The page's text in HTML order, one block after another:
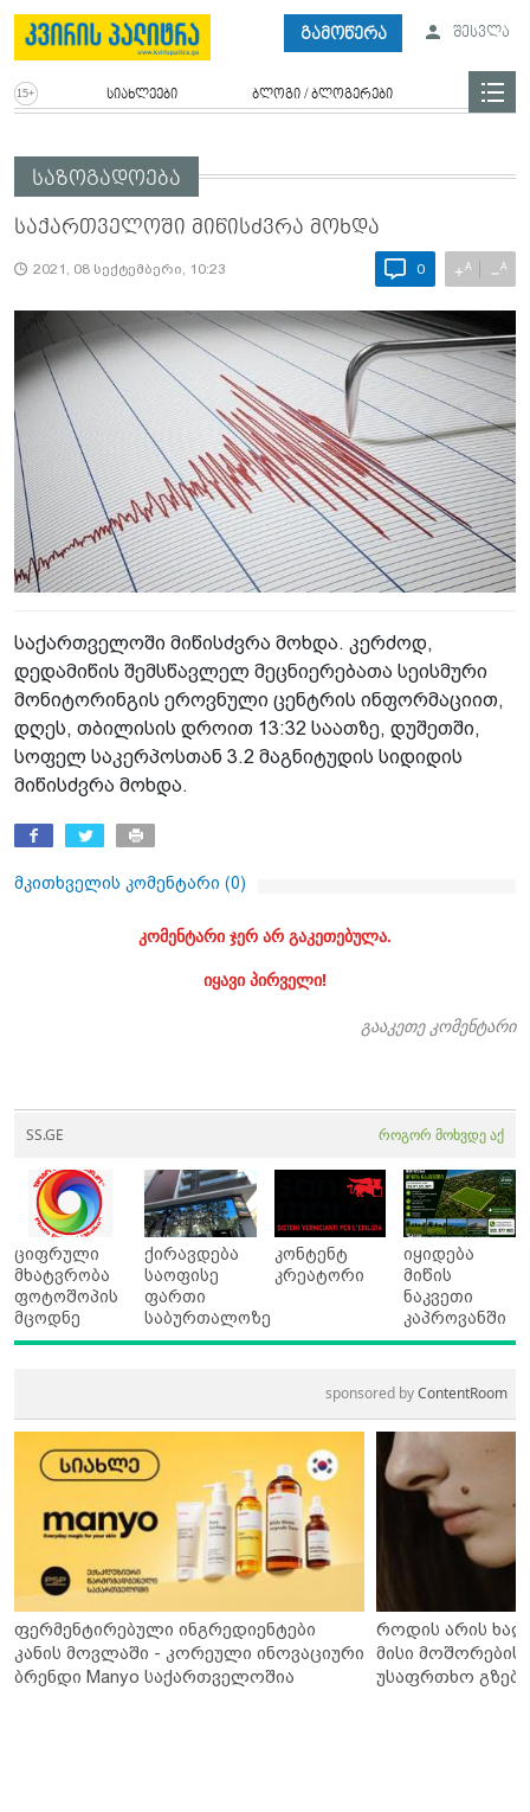
გამოწერა შესვლა
სიახლეები ბლოგი / ბლოგერები
საზოგადოება
საქართველოში მიწისძვრა მოხდა
2021, 08 სექტემბერი, 10:23 0 +A −A
საქართველოში მიწისძვრა მოხდა. კერძოდ,
დედამიწის შემსწავლელ მეცნიერებათა სეისმური
მონიტორინგის ეროვნული ცენტრის ინფორმაციით,
დღეს, თბილისის დროით 13:32 საათზე, დუშეთში,
სოფელ საკერპოსთან 3.2 მაგნიტუდის სიდიდის
მიწისძვრა მოხდა.
მკითხველის კომენტარი (0)
კომენტარი ჯერ არ გაკეთებულა.
იყავი პირველი!
გააკეთე კომენტარი
SS.GE როგორ მოხვდე აქ
ციფრული
მხატვრობა
ფოტოშოპის
მცოდნე
ქირავდება
საოფისე
ფართი
საბურთალოზე
კონტენტ
კრეატორი
იყიდება
მიწის
ნაკვეთი
კაპროვანში
sponsored byContentRoom
ფერმენტირებული ინგრედიენტები
კანის მოვლაში - კორეული ინოვაციური
ბრენდი Manyo საქართველოშია
როდის არის
მისი მოშორების
უსაფრთხო გზები